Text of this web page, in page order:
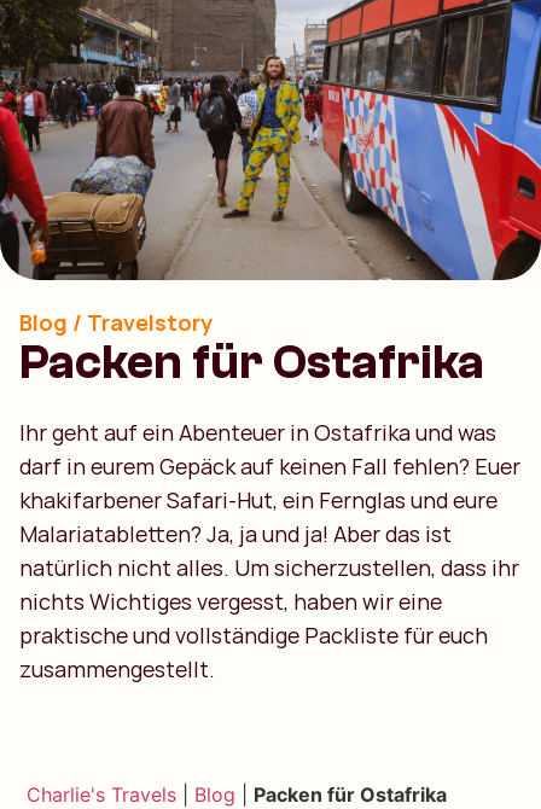
Blog / Travelstory
Packen für Ostafrika
Ihr geht auf ein Abenteuer in Ostafrika und was
darf in eurem Gepäck auf keinen Fall fehlen? Euer
khakifarbener Safari-Hut, ein Fernglas und eure
Malariatabletten? Ja, ja und ja! Aber das ist
natürlich nicht alles. Um sicherzustellen, dass ihr
nichts Wichtiges vergesst, haben wir eine
praktische und vollständige Packliste für euch
zusammengestellt.
Charlie's Travels Blog Packen für Ostafrika